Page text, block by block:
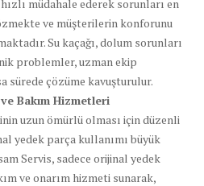
müdahale ederek sorunları en
ve müşterilerin konforunu
Su kaçağı, dolum sorunları
problemler, uzman ekip
sürede çözüme kavuşturulur.
Bakım Hizmetleri
uzun ömürlü olması için düzenli
yedek parça kullanımı büyük
Servis, sadece orijinal yedek
ve onarım hizmeti sunarak,